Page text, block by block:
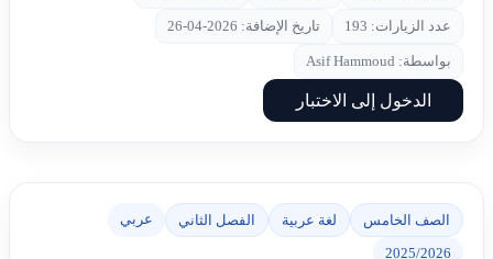
عدد الزيارات: 193 تاريخ الإضافة: 2026-04-26
بواسطة: Asif Hammoud
الدخول إلى الاختبار
الصف الخامس لغة عربية الفصل الثاني عربي
2025/2026